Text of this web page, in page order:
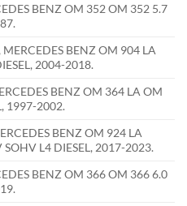
BENZ OM 352 OM 352 5.7
BENZ OM 904 LA
2004-2018.
BENZ OM 364 LA OM
1997-2002.
BENZ OM 924 LA
L4 DIESEL, 2017-2023.
BENZ OM 366 OM 366 6.0